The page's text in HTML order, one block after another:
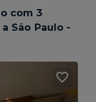
com 3
São Paulo -